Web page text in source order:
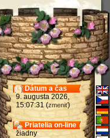
Dátum a čas
9. augusta 2026,
15:07:31 (zmeniť)
Priatelia on-line
žiadny